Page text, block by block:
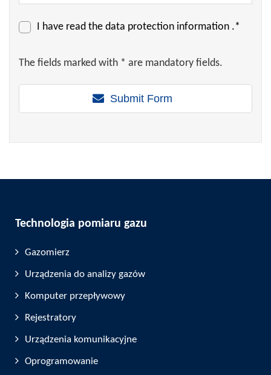
I have read the data protection information .*
The fields marked with * are mandatory fields.
Submit Form
Technologia pomiaru gazu
Gazomierz
Urządzenia do analizy gazów
Komputer przepływowy
Rejestratory
Urządzenia komunikacyjne
Oprogramowanie